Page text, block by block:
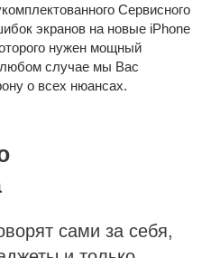
Контакты
Сервисного
экранов на новые iPhone
нужен мощный
случае мы Вас
о всех нюансах.